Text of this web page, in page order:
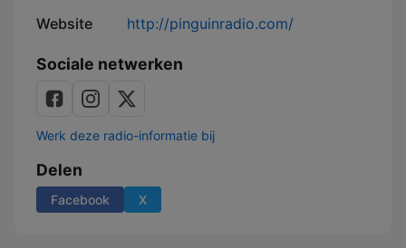
Website http://pinguinradio.com/
Sociale netwerken
Werk deze radio-informatie bij
Delen
Facebook X